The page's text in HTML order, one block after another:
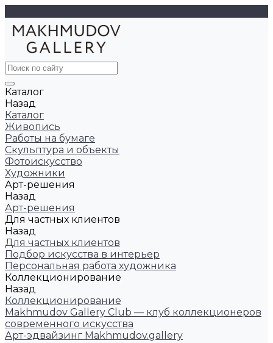
Каталог
Назад
Каталог
Живопись
Работы на бумаге
Скульптура и объекты
Фотоискусство
Художники
Арт-решения
Назад
Арт-решения
Для частных клиентов
Назад
Для частных клиентов
Подбор искусства в интерьер
Персональная работа художника
Коллекционирование
Назад
Коллекционирование
Makhmudov Gallery Club — клуб коллекционеров
современного искусства
Арт-эдвайзинг Makhmudov.gallery